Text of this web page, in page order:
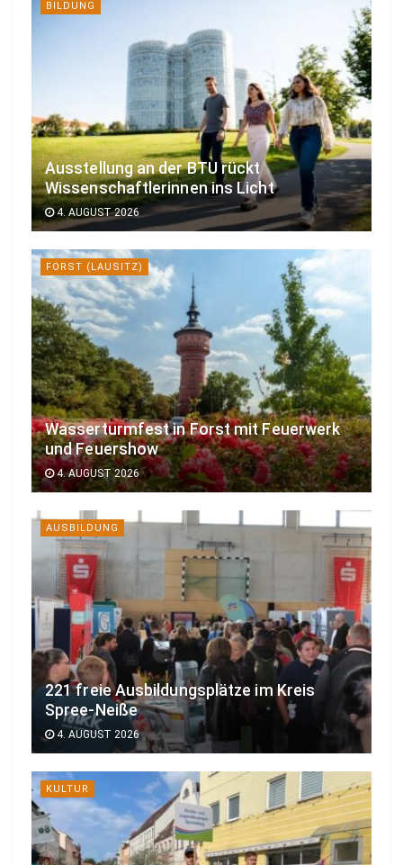
BILDUNG
Ausstellung an der BTU rückt
Wissenschaftlerinnen ins Licht
4. AUGUST 2026
FORST (LAUSITZ)
Wasserturmfest in Forst mit Feuerwerk
und Feuershow
4. AUGUST 2026
AUSBILDUNG
221 freie Ausbildungsplätze im Kreis
Spree-Neiße
4. AUGUST 2026
KULTUR